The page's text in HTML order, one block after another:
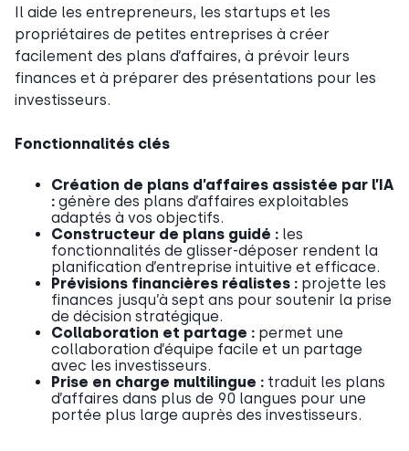
Il aide les entrepreneurs, les startups et les
propriétaires de petites entreprises à créer
facilement des plans d’affaires, à prévoir leurs
finances et à préparer des présentations pour les
investisseurs.
Fonctionnalités clés
Création de plans d’affaires assistée par l’IA
: génère des plans d’affaires exploitables
adaptés à vos objectifs.
Constructeur de plans guidé : les
fonctionnalités de glisser-déposer rendent la
planification d’entreprise intuitive et efficace.
Prévisions financières réalistes : projette les
finances jusqu’à sept ans pour soutenir la prise
de décision stratégique.
Collaboration et partage : permet une
collaboration d’équipe facile et un partage
avec les investisseurs.
Prise en charge multilingue : traduit les plans
d’affaires dans plus de 90 langues pour une
portée plus large auprès des investisseurs.